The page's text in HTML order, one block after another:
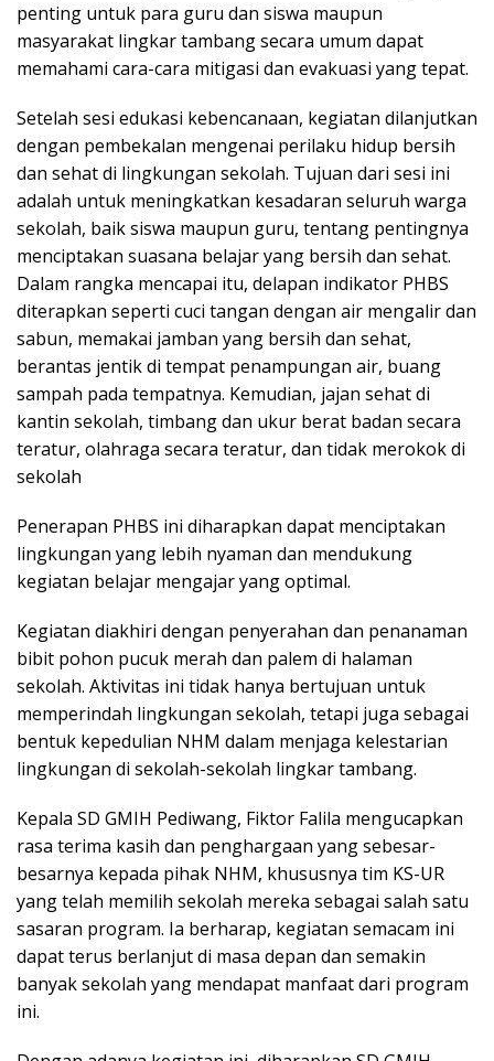
penting untuk para guru dan siswa maupun
masyarakat lingkar tambang secara umum dapat
memahami cara-cara mitigasi dan evakuasi yang tepat.
Setelah sesi edukasi kebencanaan, kegiatan dilanjutkan
dengan pembekalan mengenai perilaku hidup bersih
dan sehat di lingkungan sekolah. Tujuan dari sesi ini
adalah untuk meningkatkan kesadaran seluruh warga
sekolah, baik siswa maupun guru, tentang pentingnya
menciptakan suasana belajar yang bersih dan sehat.
Dalam rangka mencapai itu, delapan indikator PHBS
diterapkan seperti cuci tangan dengan air mengalir dan
sabun, memakai jamban yang bersih dan sehat,
berantas jentik di tempat penampungan air, buang
sampah pada tempatnya. Kemudian, jajan sehat di
kantin sekolah, timbang dan ukur berat badan secara
teratur, olahraga secara teratur, dan tidak merokok di
sekolah
Penerapan PHBS ini diharapkan dapat menciptakan
lingkungan yang lebih nyaman dan mendukung
kegiatan belajar mengajar yang optimal.
Kegiatan diakhiri dengan penyerahan dan penanaman
bibit pohon pucuk merah dan palem di halaman
sekolah. Aktivitas ini tidak hanya bertujuan untuk
memperindah lingkungan sekolah, tetapi juga sebagai
bentuk kepedulian NHM dalam menjaga kelestarian
lingkungan di sekolah-sekolah lingkar tambang.
Kepala SD GMIH Pediwang, Fiktor Falila mengucapkan
rasa terima kasih dan penghargaan yang sebesar-
besarnya kepada pihak NHM, khususnya tim KS-UR
yang telah memilih sekolah mereka sebagai salah satu
sasaran program. Ia berharap, kegiatan semacam ini
dapat terus berlanjut di masa depan dan semakin
banyak sekolah yang mendapat manfaat dari program
ini.